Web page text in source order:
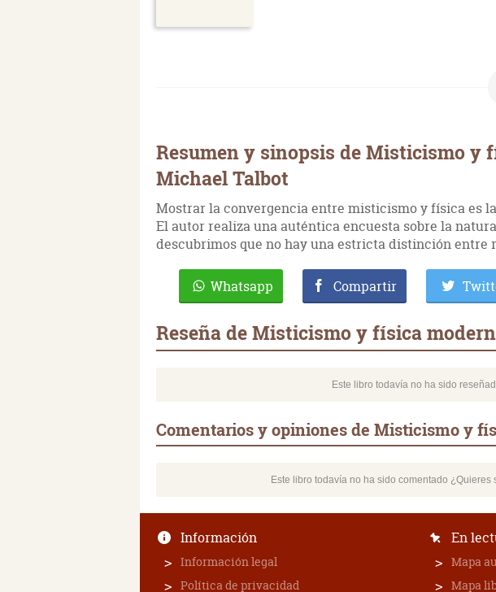
Resumen y sinopsis de Misticismo y
Michael Talbot
Mostrar la convergencia entre misticismo y física es
El autor realiza una auténtica encuesta sobre la
descubrimos que no hay una estricta distinción entre
Whatsapp Compartir
Reseña de Misticismo y física
Este libro todavía no ha sido
Comentarios y opiniones de Misticismo y
Este libro todavía no ha sido comentado ¿Quieres
Información
Información legal
Política de privacidad
En
Mapa
Mapa